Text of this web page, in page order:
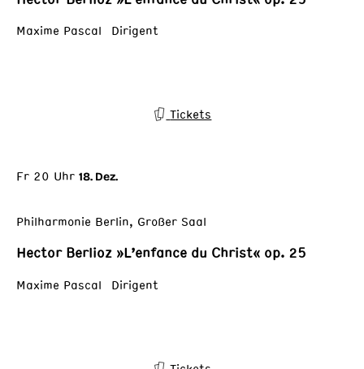
Maxime Pascal Dirigent
Tickets
Fr 20 Uhr 18. Dez.
Philharmonie Berlin, Großer Saal
Hector Berlioz »L’enfance du Christ« op. 25
Maxime Pascal Dirigent